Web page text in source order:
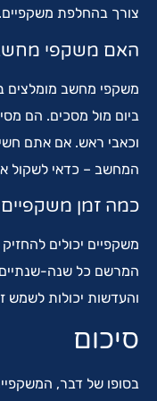
צורך בהחלפת משקפיים.
האם משקפי
משקפי מחשב מומלצים
ביום מול מסכים. הם
וכאבי ראש. אם אתם
המחשב – כדאי לשקול
כמה זמן
משקפיים יכולים
המרשם כל שנה-שנתיים,
והעדשות יכולות לשמש
סיכום
בסופו של דבר,